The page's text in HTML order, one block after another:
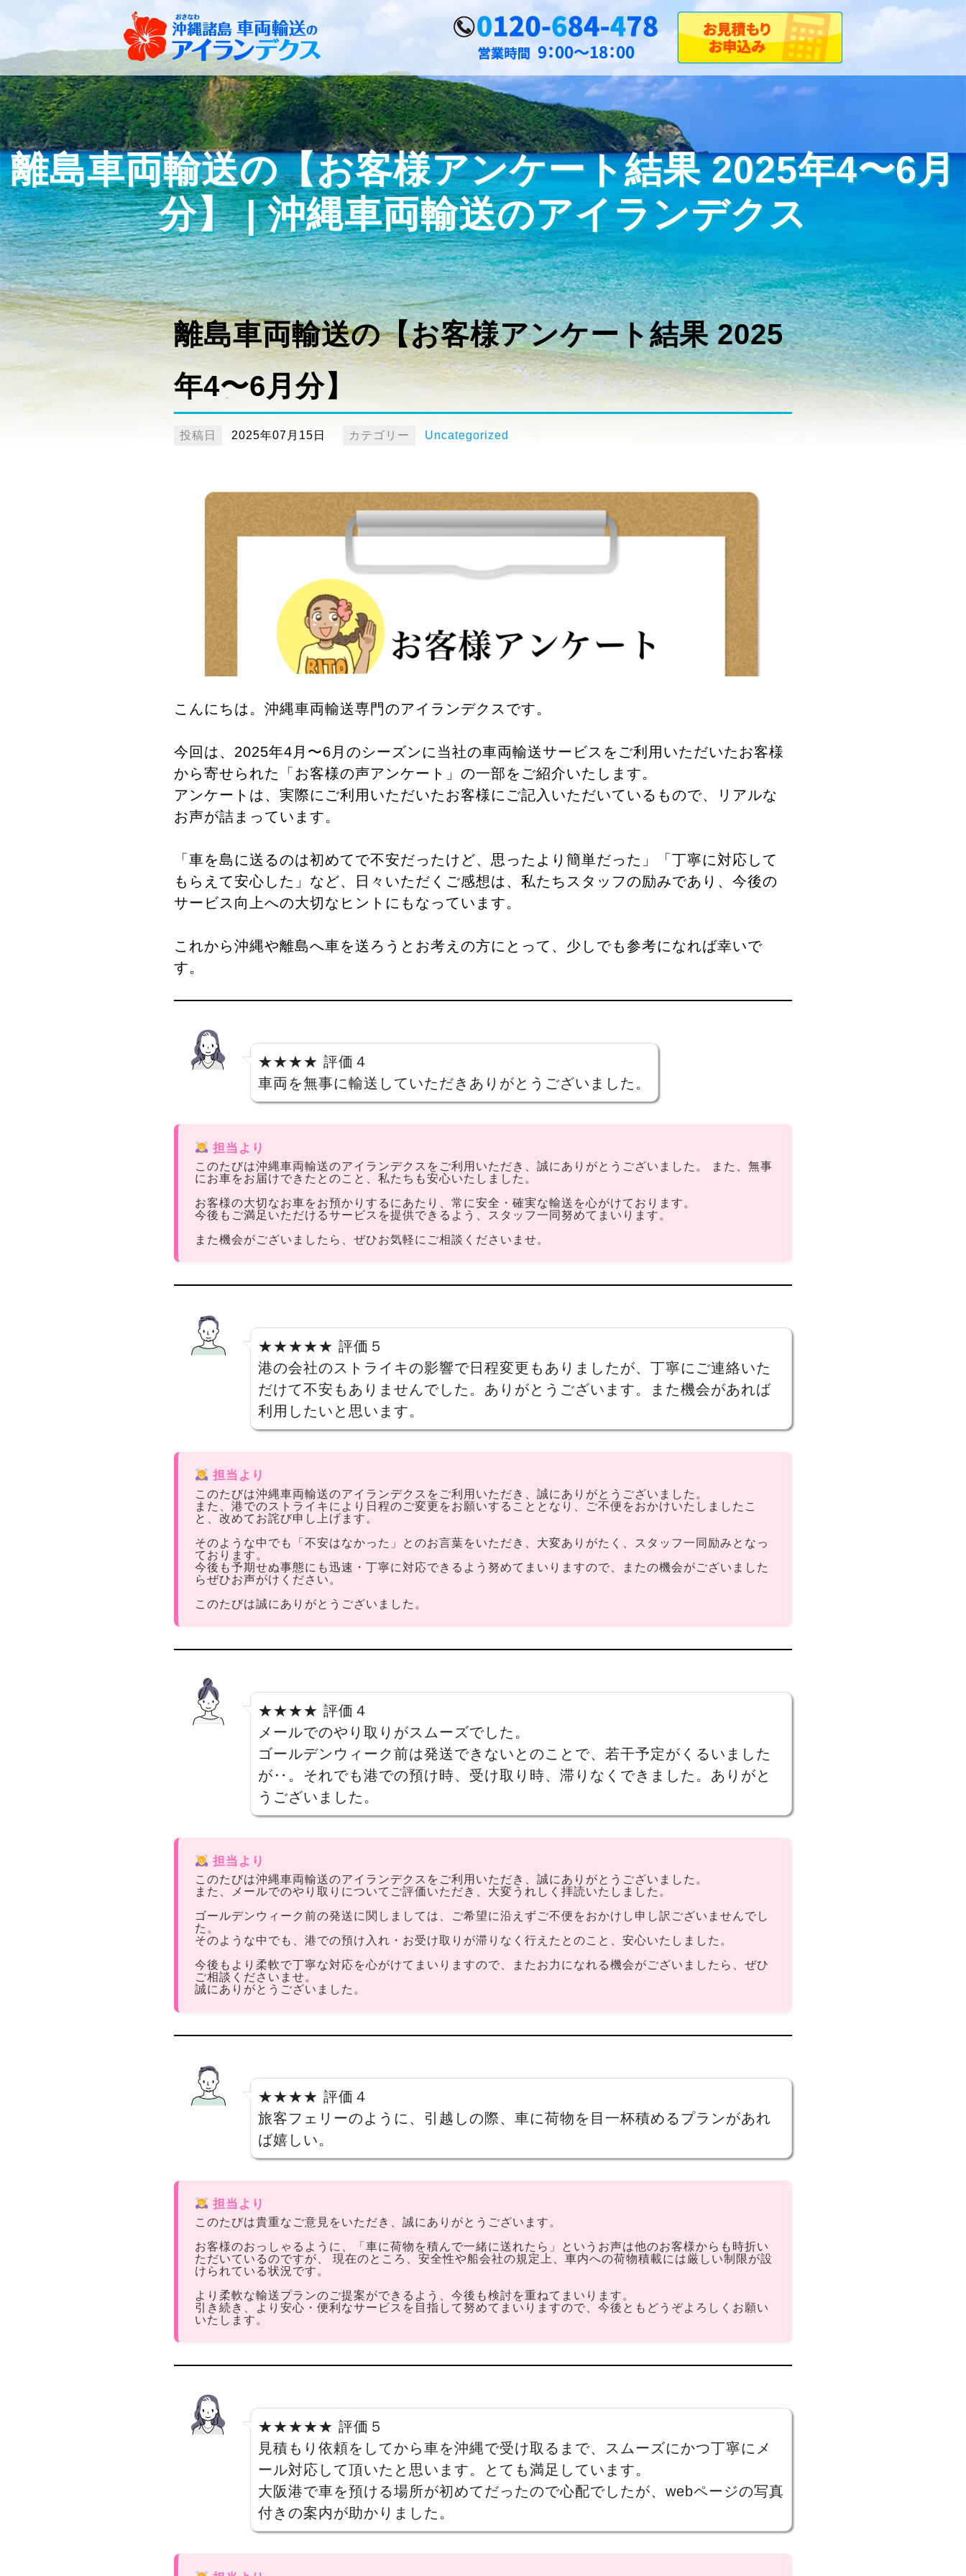
離島車両輸送の【お客様アンケート結果 2025年4〜6月
分】 | 沖縄車両輸送のアイランデクス
離島車両輸送の【お客様アンケート結果 2025
年4〜6月分】
投稿日 2025年07月15日 カテゴリー Uncategorized
こんにちは。沖縄車両輸送専門のアイランデクスです。
今回は、2025年4月〜6月のシーズンに当社の車両輸送サービスをご利用いただいたお客様
から寄せられた「お客様の声アンケート」の一部をご紹介いたします。
アンケートは、実際にご利用いただいたお客様にご記入いただいているもので、リアルな
お声が詰まっています。
「車を島に送るのは初めてで不安だったけど、思ったより簡単だった」「丁寧に対応して
もらえて安心した」など、日々いただくご感想は、私たちスタッフの励みであり、今後の
サービス向上への大切なヒントにもなっています。
これから沖縄や離島へ車を送ろうとお考えの方にとって、少しでも参考になれば幸いで
す。
★★★★ 評価４
車両を無事に輸送していただきありがとうございました。
担当より
このたびは沖縄車両輸送のアイランデクスをご利用いただき、誠にありがとうございました。 また、無事
にお車をお届けできたとのこと、私たちも安心いたしました。
お客様の大切なお車をお預かりするにあたり、常に安全・確実な輸送を心がけております。
今後もご満足いただけるサービスを提供できるよう、スタッフ一同努めてまいります。
また機会がございましたら、ぜひお気軽にご相談くださいませ。
★★★★★ 評価５
港の会社のストライキの影響で日程変更もありましたが、丁寧にご連絡いた
だけて不安もありませんでした。ありがとうございます。また機会があれば
利用したいと思います。
担当より
このたびは沖縄車両輸送のアイランデクスをご利用いただき、誠にありがとうございました。
また、港でのストライキにより日程のご変更をお願いすることとなり、ご不便をおかけいたしましたこ
と、改めてお詫び申し上げます。
そのような中でも「不安はなかった」とのお言葉をいただき、大変ありがたく、スタッフ一同励みとなっ
ております。
今後も予期せぬ事態にも迅速・丁寧に対応できるよう努めてまいりますので、またの機会がございました
らぜひお声がけください。
このたびは誠にありがとうございました。
★★★★ 評価４
メールでのやり取りがスムーズでした。
ゴールデンウィーク前は発送できないとのことで、若干予定がくるいました
が‥。それでも港での預け時、受け取り時、滞りなくできました。ありがと
うございました。
担当より
このたびは沖縄車両輸送のアイランデクスをご利用いただき、誠にありがとうございました。
また、メールでのやり取りについてご評価いただき、大変うれしく拝読いたしました。
ゴールデンウィーク前の発送に関しましては、ご希望に沿えずご不便をおかけし申し訳ございませんでし
た。
そのような中でも、港での預け入れ・お受け取りが滞りなく行えたとのこと、安心いたしました。
今後もより柔軟で丁寧な対応を心がけてまいりますので、またお力になれる機会がございましたら、ぜひ
ご相談くださいませ。
誠にありがとうございました。
★★★★ 評価４
旅客フェリーのように、引越しの際、車に荷物を目一杯積めるプランがあれ
ば嬉しい。
担当より
このたびは貴重なご意見をいただき、誠にありがとうございます。
お客様のおっしゃるように、「車に荷物を積んで一緒に送れたら」というお声は他のお客様からも時折い
ただいているのですが、 現在のところ、安全性や船会社の規定上、車内への荷物積載には厳しい制限が設
けられている状況です。
より柔軟な輸送プランのご提案ができるよう、今後も検討を重ねてまいります。
引き続き、より安心・便利なサービスを目指して努めてまいりますので、今後ともどうぞよろしくお願い
いたします。
★★★★★ 評価５
見積もり依頼をしてから車を沖縄で受け取るまで、スムーズにかつ丁寧にメ
ール対応して頂いたと思います。とても満足しています。
大阪港で車を預ける場所が初めてだったので心配でしたが、webページの写真
付きの案内が助かりました。